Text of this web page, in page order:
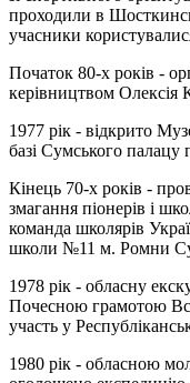
проходили в
учасники
Початок 80-х років -
керівництвом Олексія
1977 рік - відкрито
базі Сумського палацу
Кінець 70-х років -
змагання піонерів і
команда школярів
школи №11 м. Ромни
1978 рік - обласну
Почесною грамотою
участь у
1980 рік - обласною